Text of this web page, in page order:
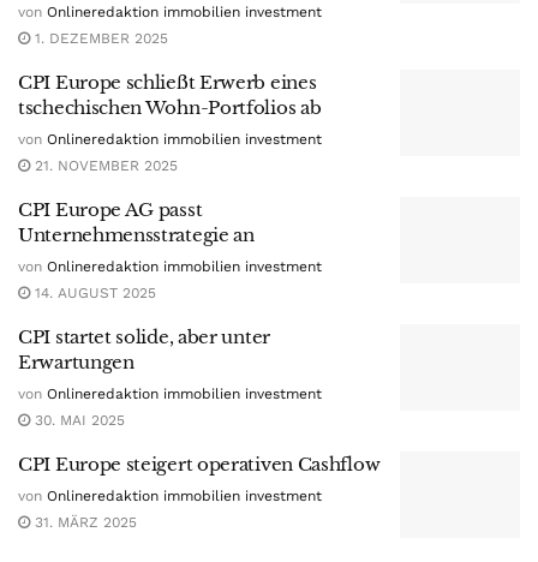
von Onlineredaktion immobilien investment
1. DEZEMBER 2025
CPI Europe schließt Erwerb eines
tschechischen Wohn-Portfolios ab
von Onlineredaktion immobilien investment
21. NOVEMBER 2025
CPI Europe AG passt
Unternehmensstrategie an
von Onlineredaktion immobilien investment
14. AUGUST 2025
CPI startet solide, aber unter
Erwartungen
von Onlineredaktion immobilien investment
30. MAI 2025
CPI Europe steigert operativen Cashflow
von Onlineredaktion immobilien investment
31. MÄRZ 2025